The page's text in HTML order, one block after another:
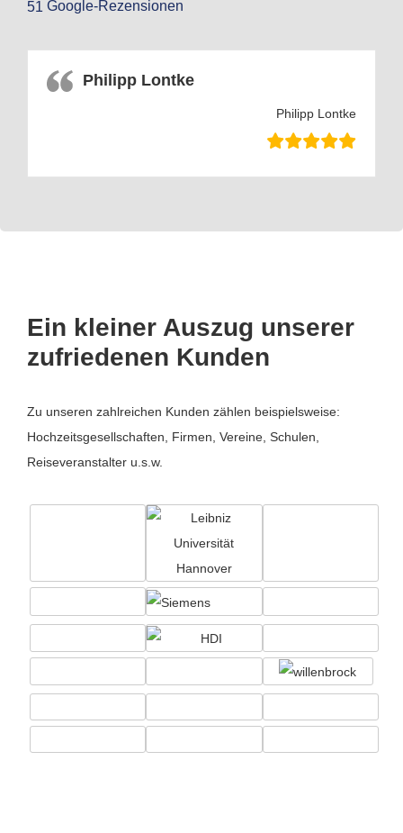
51 Google-Rezensionen
Philipp Lontke
Philipp Lontke
Ein kleiner Auszug unserer
zufriedenen Kunden
Zu unseren zahlreichen Kunden zählen beispielsweise:
Hochzeitsgesellschaften, Firmen, Vereine, Schulen,
Reiseveranstalter u.s.w.